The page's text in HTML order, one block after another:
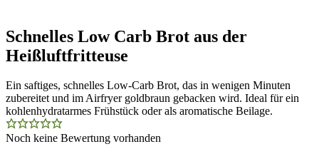
Schnelles Low Carb Brot aus der
Heißluftfritteuse
Ein saftiges, schnelles Low-Carb Brot, das in wenigen Minuten
zubereitet und im Airfryer goldbraun gebacken wird. Ideal für ein
kohlenhydratarmes Frühstück oder als aromatische Beilage.
Noch keine Bewertung vorhanden